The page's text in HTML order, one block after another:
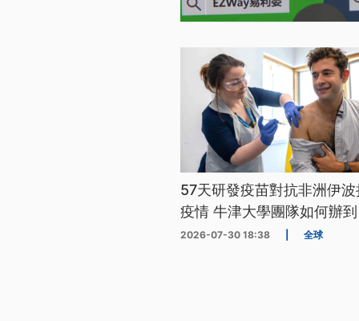
57天研發疫苗對抗非洲伊
疫情 牛津大學團隊如何辦
2026-07-30 18:38 全球